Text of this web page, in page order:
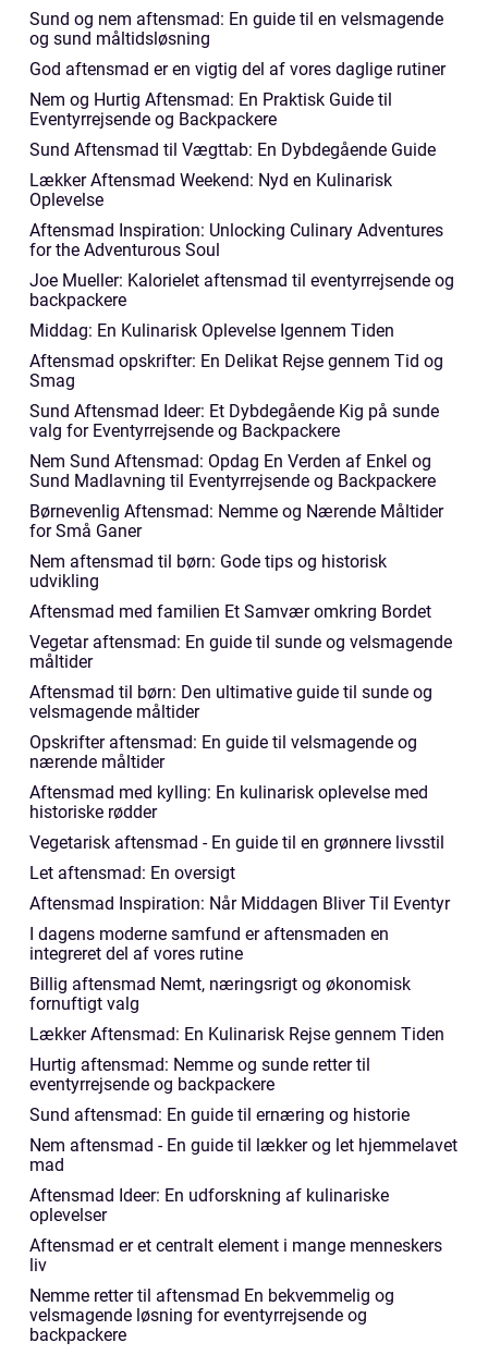
Sund og nem aftensmad: En guide til en velsmagende
og sund måltidsløsning
God aftensmad er en vigtig del af vores daglige rutiner
Nem og Hurtig Aftensmad: En Praktisk Guide til
Eventyrrejsende og Backpackere
Sund Aftensmad til Vægttab: En Dybdegående Guide
Lækker Aftensmad Weekend: Nyd en Kulinarisk
Oplevelse
Aftensmad Inspiration: Unlocking Culinary Adventures
for the Adventurous Soul
Joe Mueller: Kalorielet aftensmad til eventyrrejsende og
backpackere
Middag: En Kulinarisk Oplevelse Igennem Tiden
Aftensmad opskrifter: En Delikat Rejse gennem Tid og
Smag
Sund Aftensmad Ideer: Et Dybdegående Kig på sunde
valg for Eventyrrejsende og Backpackere
Nem Sund Aftensmad: Opdag En Verden af Enkel og
Sund Madlavning til Eventyrrejsende og Backpackere
Børnevenlig Aftensmad: Nemme og Nærende Måltider
for Små Ganer
Nem aftensmad til børn: Gode tips og historisk
udvikling
Aftensmad med familien Et Samvær omkring Bordet
Vegetar aftensmad: En guide til sunde og velsmagende
måltider
Aftensmad til børn: Den ultimative guide til sunde og
velsmagende måltider
Opskrifter aftensmad: En guide til velsmagende og
nærende måltider
Aftensmad med kylling: En kulinarisk oplevelse med
historiske rødder
Vegetarisk aftensmad - En guide til en grønnere livsstil
Let aftensmad: En oversigt
Aftensmad Inspiration: Når Middagen Bliver Til Eventyr
I dagens moderne samfund er aftensmaden en
integreret del af vores rutine
Billig aftensmad Nemt, næringsrigt og økonomisk
fornuftigt valg
Lækker Aftensmad: En Kulinarisk Rejse gennem Tiden
Hurtig aftensmad: Nemme og sunde retter til
eventyrrejsende og backpackere
Sund aftensmad: En guide til ernæring og historie
Nem aftensmad - En guide til lækker og let hjemmelavet
mad
Aftensmad Ideer: En udforskning af kulinariske
oplevelser
Aftensmad er et centralt element i mange menneskers
liv
Nemme retter til aftensmad En bekvemmelig og
velsmagende løsning for eventyrrejsende og
backpackere